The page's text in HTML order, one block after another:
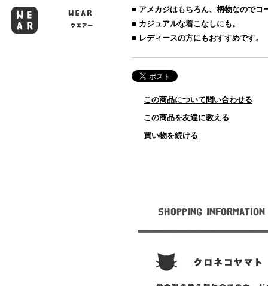
■ アメカジはもちろん、柄物なのでコ
■ カジュアルな着こなしにも。
■ レディースの方にもおすすめです。
この商品について問い合わせる
この商品を友達に教える
買い物を続ける